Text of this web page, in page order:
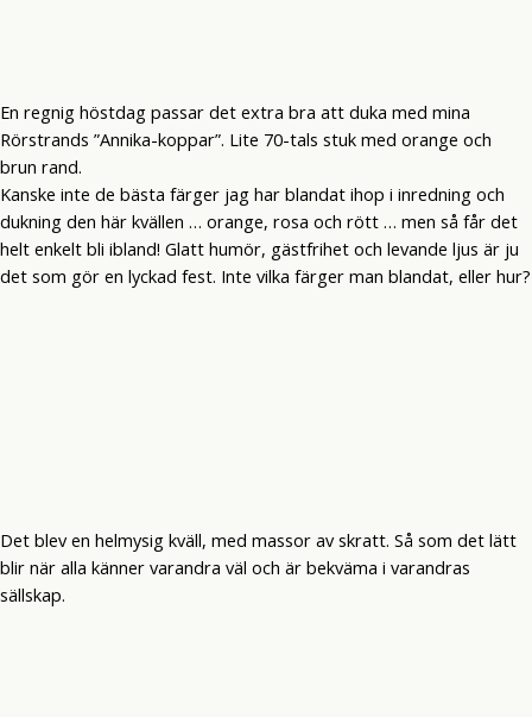
En regnig höstdag passar det extra bra att duka med mina
Rörstrands ”Annika-koppar”. Lite 70-tals stuk med orange och
brun rand.
Kanske inte de bästa färger jag har blandat ihop i inredning och
dukning den här kvällen … orange, rosa och rött … men så får det
helt enkelt bli ibland! Glatt humör, gästfrihet och levande ljus är ju
det som gör en lyckad fest. Inte vilka färger man blandat, eller hur?
Det blev en helmysig kväll, med massor av skratt. Så som det lätt
blir när alla känner varandra väl och är bekväma i varandras
sällskap.